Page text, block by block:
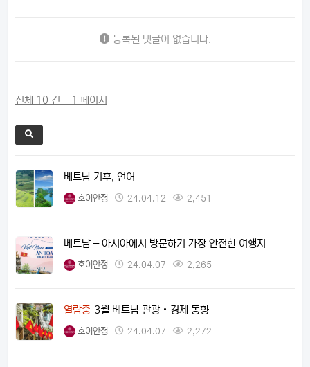
등록된 댓글이 없습니다.
전체 10 건 - 1 페이지
베트남 기후, 언어
호이안정 24.04.12 2,451
베트남 – 아시아에서 방문하기 가장 안전한 여행지
호이안정 24.04.07 2,265
열람중 3월 베트남 관광‧경제 동향
호이안정 24.04.07 2,272